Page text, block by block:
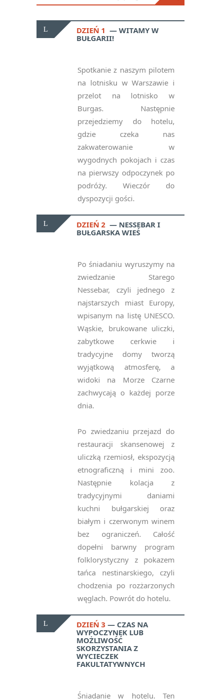
DZIEŃ 1
WITAMY W
BUŁGARII!
Spotkanie z naszym pilotem
na lotnisku w Warszawie i
przelot na lotnisko w
Burgas. Następnie
przejedziemy do hotelu,
gdzie czeka nas
zakwaterowanie w
wygodnych pokojach i czas
na pierwszy odpoczynek po
podróży. Wieczór do
dyspozycji gości.
DZIEŃ 2
NESSEBAR I
BUŁGARSKA WIEŚ
Po śniadaniu wyruszymy na
zwiedzanie Starego
Nessebar, czyli jednego z
najstarszych miast Europy,
wpisanym na listę UNESCO.
Wąskie, brukowane uliczki,
zabytkowe cerkwie i
tradycyjne domy tworzą
wyjątkową atmosferę, a
widoki na Morze Czarne
zachwycają o każdej porze
dnia.
Po zwiedzaniu przejazd do
restauracji skansenowej z
uliczką rzemiosł, ekspozycją
etnograficzną i mini zoo.
Następnie kolacja z
tradycyjnymi daniami
kuchni bułgarskiej oraz
białym i czerwonym winem
bez ograniczeń. Całość
dopełni barwny program
folklorystyczny z pokazem
tańca nestinarskiego, czyli
chodzenia po rozżarzonych
węglach. Powrót do hotelu.
DZIEŃ 3
CZAS NA
WYPOCZYNEK LUB
MOŻLIWOŚĆ
SKORZYSTANIA Z
WYCIECZEK
FAKULTATYWNYCH
Śniadanie w hotelu. Ten